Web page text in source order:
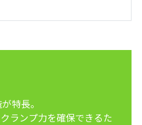
特長。
ランプ力を確保できるた